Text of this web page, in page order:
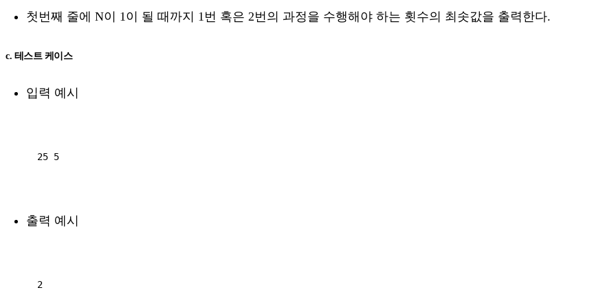
첫번째 줄에 N이 1이 될 때까지 1번 혹은 2번의 과정을 수행해야 하는 횟수의 최솟값을 출력한다.
c. 테스트 케이스
입력 예시
25 5
출력 예시
2